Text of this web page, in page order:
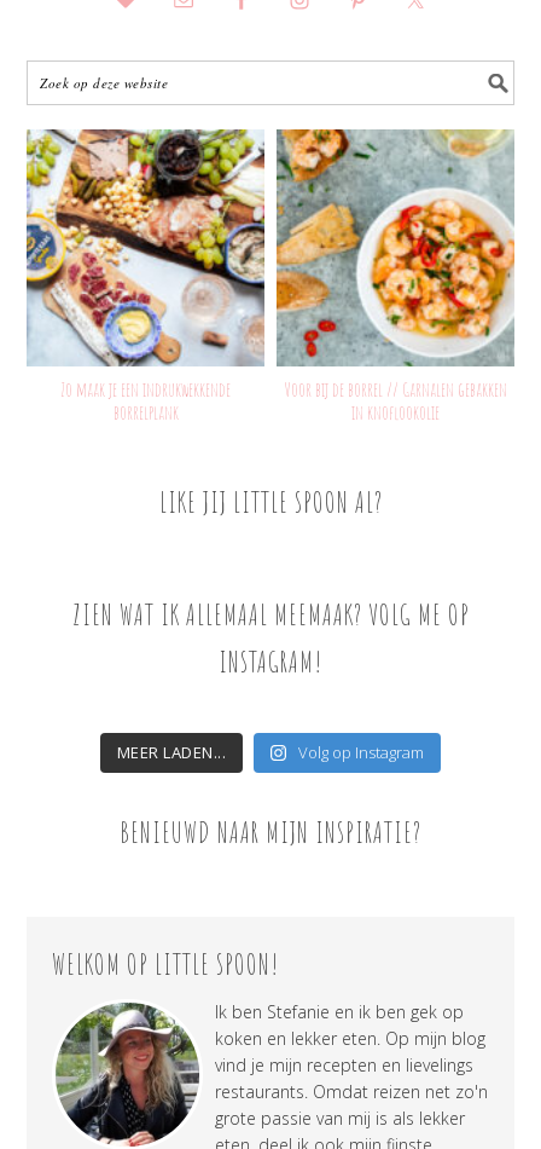
Zo maak je een indrukwekkende
borrelplank
Voor bij de borrel // Garnalen gebakken
in knoflookolie
LIKE JIJ LITTLE SPOON AL?
ZIEN WAT IK ALLEMAAL MEEMAAK? VOLG ME OP
INSTAGRAM!
MEER LADEN... Volg op Instagram
BENIEUWD NAAR MIJN INSPIRATIE?
WELKOM OP LITTLE SPOON!
Ik ben Stefanie en ik ben gek op
koken en lekker eten. Op mijn blog
vind je mijn recepten en lievelings
restaurants. Omdat reizen net zo'n
grote passie van mij is als lekker